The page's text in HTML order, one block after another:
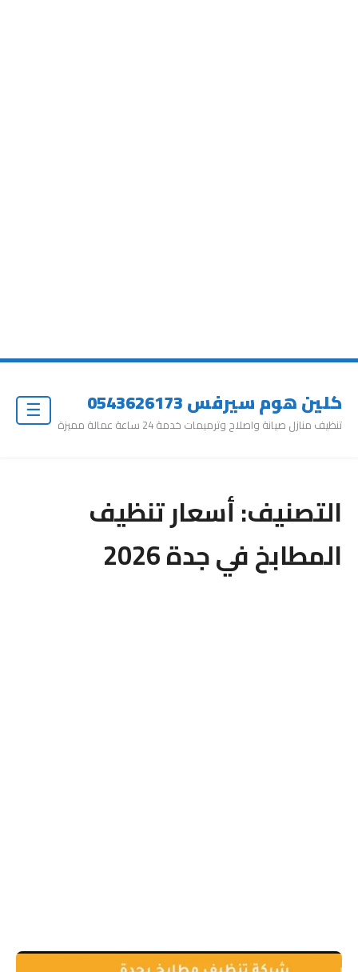
كلين هوم سيرفس 0543626173
تنظيف منازل صيانة واصلاح وترميمات خدمة 24 ساعة عمالة مميزة
التصنيف:أسعار تنظيف
المطابخ في جدة 2026